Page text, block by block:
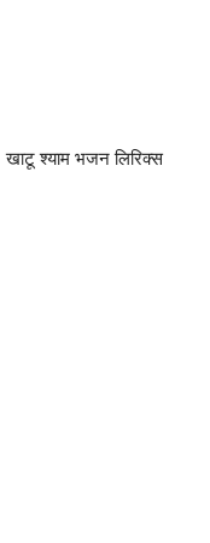
खाटू श्याम भजन लिरिक्स